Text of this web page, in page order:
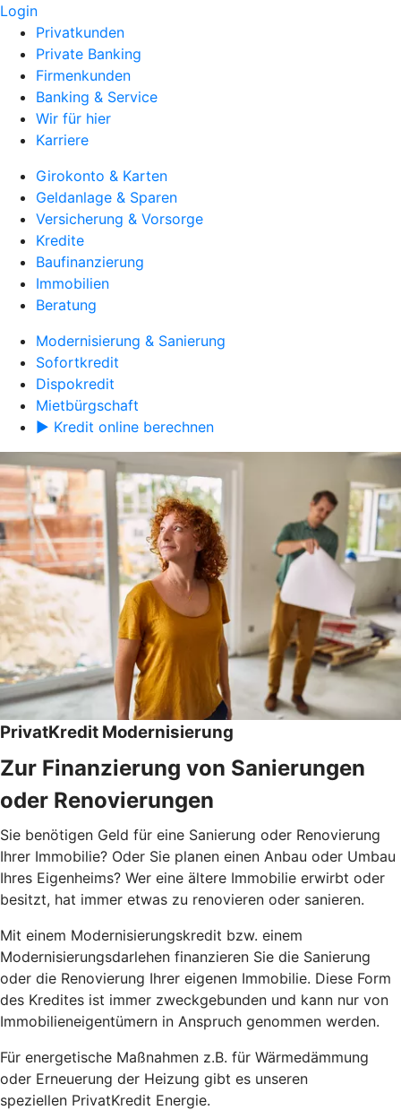
Login
Privatkunden
Private Banking
Firmenkunden
Banking & Service
Wir für hier
Karriere
Girokonto & Karten
Geldanlage & Sparen
Versicherung & Vorsorge
Kredite
Baufinanzierung
Immobilien
Beratung
Modernisierung & Sanierung
Sofortkredit
Dispokredit
Mietbürgschaft
► Kredit online berechnen
PrivatKredit Modernisierung
Zur Finanzierung von Sanierungen
oder Renovierungen
Sie benötigen Geld für eine Sanierung oder Renovierung
Ihrer Immobilie? Oder Sie planen einen Anbau oder Umbau
Ihres Eigenheims? Wer eine ältere Immobilie erwirbt oder
besitzt, hat immer etwas zu renovieren oder sanieren.
Mit einem Modernisierungskredit bzw. einem
Modernisierungsdarlehen finanzieren Sie die Sanierung
oder die Renovierung Ihrer eigenen Immobilie. Diese Form
des Kredites ist immer zweckgebunden und kann nur von
Immobilieneigentümern in Anspruch genommen werden.
Für energetische Maßnahmen z.B. für Wärmedämmung
oder Erneuerung der Heizung gibt es unseren
speziellen PrivatKredit Energie.